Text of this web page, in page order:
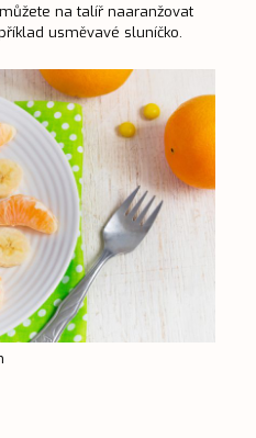
na talíř naaranžovat
usměvavé sluníčko.